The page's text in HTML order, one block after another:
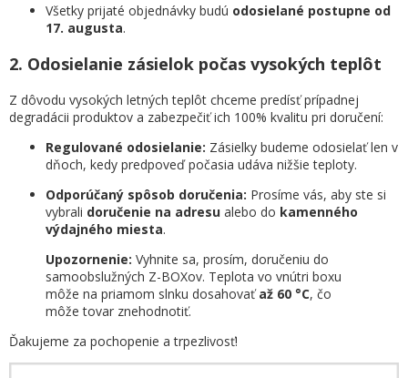
Všetky prijaté objednávky budú odosielané postupne od
17. augusta.
2. Odosielanie zásielok počas vysokých teplôt
Z dôvodu vysokých letných teplôt chceme predísť prípadnej
degradácii produktov a zabezpečiť ich 100% kvalitu pri doručení:
Regulované odosielanie: Zásielky budeme odosielať len v
dňoch, kedy predpoveď počasia udáva nižšie teploty.
Odporúčaný spôsob doručenia: Prosíme vás, aby ste si
vybrali doručenie na adresu alebo do kamenného
výdajného miesta.
Upozornenie: Vyhnite sa, prosím, doručeniu do
samoobslužných Z-BOXov. Teplota vo vnútri boxu
môže na priamom slnku dosahovaťaž 60 °C, čo
môže tovar znehodnotiť.
Ďakujeme za pochopenie a trpezlivosť!